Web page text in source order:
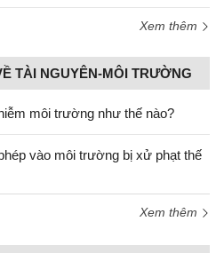
Xem thêm
TÀI NGUYÊN-MÔI TRƯỜNG
môi trường như thế nào?
vào môi trường bị xử phạt thế
Xem thêm